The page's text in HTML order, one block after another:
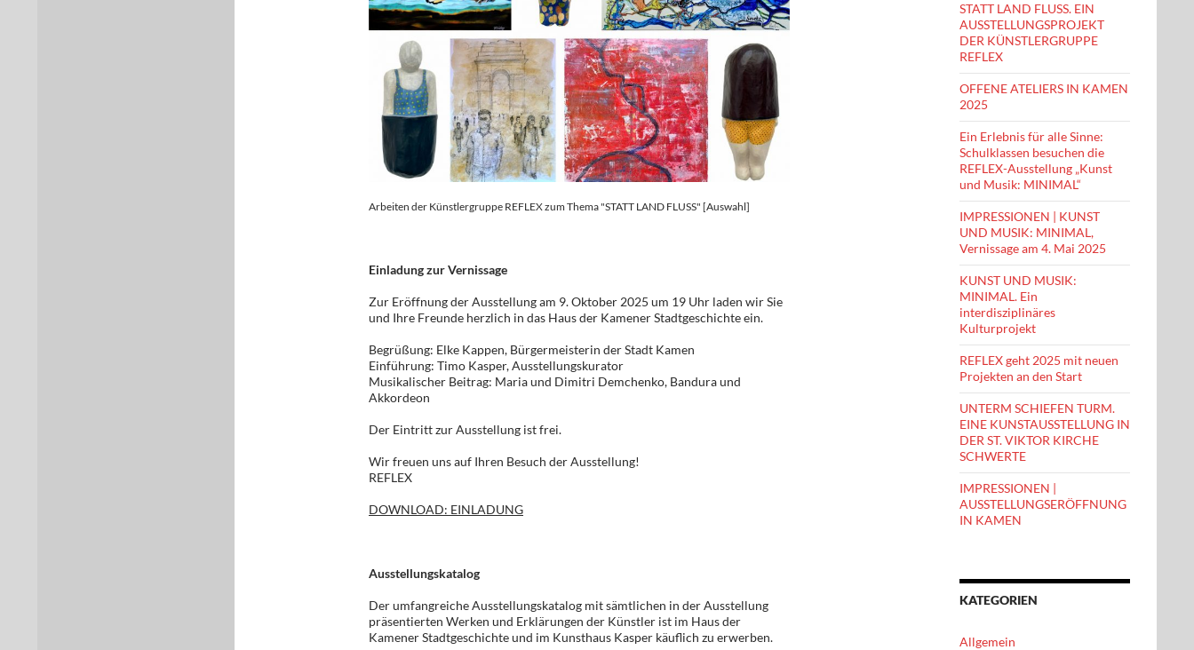
Arbeiten der Künstlergruppe REFLEX zum Thema "STATT LAND FLUSS" [Auswahl]
Einladung zur Vernissage
Zur Eröffnung der Ausstellung am 9. Oktober 2025 um 19 Uhr laden wir Sie
und Ihre Freunde herzlich in das Haus der Kamener Stadtgeschichte ein.
Begrüßung: Elke Kappen, Bürgermeisterin der Stadt Kamen
Einführung: Timo Kasper, Ausstellungskurator
Musikalischer Beitrag: Maria und Dimitri Demchenko, Bandura und
Akkordeon
Der Eintritt zur Ausstellung ist frei.
Wir freuen uns auf Ihren Besuch der Ausstellung!
REFLEX
DOWNLOAD: EINLADUNG
Ausstellungskatalog
Der umfangreiche Ausstellungskatalog mit sämtlichen in der Ausstellung
präsentierten Werken und Erklärungen der Künstler ist im Haus der
Kamener Stadtgeschichte und im Kunsthaus Kasper käuflich zu erwerben.
STATT LAND FLUSS. EIN
AUSSTELLUNGSPROJEKT
DER KÜNSTLERGRUPPE
REFLEX
OFFENE ATELIERS IN KAMEN
2025
Ein Erlebnis für alle Sinne:
Schulklassen besuchen die
REFLEX-Ausstellung „Kunst
und Musik: MINIMAL“
IMPRESSIONEN | KUNST
UND MUSIK: MINIMAL,
Vernissage am 4. Mai 2025
KUNST UND MUSIK:
MINIMAL. Ein
interdisziplinäres
Kulturprojekt
REFLEX geht 2025 mit neuen
Projekten an den Start
UNTERM SCHIEFEN TURM.
EINE KUNSTAUSSTELLUNG IN
DER ST. VIKTOR KIRCHE
SCHWERTE
IMPRESSIONEN |
AUSSTELLUNGSERÖFFNUNG
IN KAMEN
KATEGORIEN
Allgemein